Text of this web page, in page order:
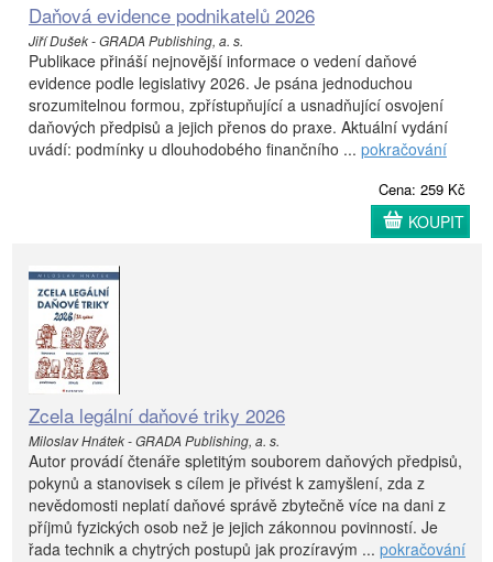
Daňová evidence podnikatelů 2026
Jiří Dušek - GRADA Publishing, a. s.
Publikace přináší nejnovější informace o vedení daňové
evidence podle legislativy 2026. Je psána jednoduchou
srozumitelnou formou, zpřístupňující a usnadňující osvojení
daňových předpisů a jejich přenos do praxe. Aktuální vydání
uvádí: podmínky u dlouhodobého finančního ... pokračování
Cena: 259 Kč
KOUPIT
Zcela legální daňové triky 2026
Miloslav Hnátek - GRADA Publishing, a. s.
Autor provádí čtenáře spletitým souborem daňových předpisů,
pokynů a stanovisek s cílem je přivést k zamyšlení, zda z
nevědomosti neplatí daňové správě zbytečně více na dani z
příjmů fyzických osob než je jejich zákonnou povinností. Je
řada technik a chytrých postupů jak prozíravým ... pokračování